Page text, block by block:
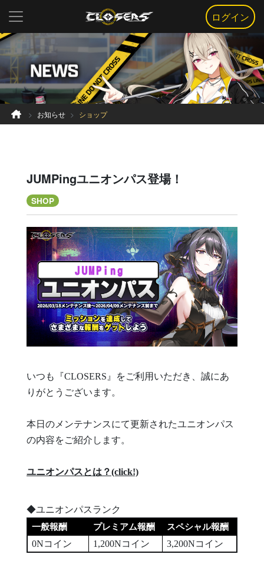
ログイン
お知らせ ショップ
JUMPingユニオンパス登場！
SHOP
いつも『CLOSERS』をご利用いただき、誠にあ
りがとうございます。
本日のメンテナンスにて更新されたユニオンパス
の内容をご紹介します。
ユニオンパスとは？(click!)
◆ユニオンパスランク
一般報酬 プレミアム報酬 スペシャル報酬
0Nコイン 1,200Nコイン 3,200Nコイン